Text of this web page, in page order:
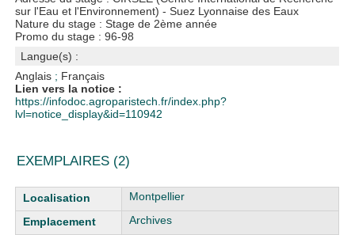
sur l'Eau et l'Environnement) - Suez Lyonnaise des Eaux
Nature du stage : Stage de 2ème année
Promo du stage : 96-98
Langue(s) :
Anglais ; Français
Lien vers la notice :
https://infodoc.agroparistech.fr/index.php?
lvl=notice_display&id=110942
EXEMPLAIRES (2)
Liste des exemplaires
Montpellier
Archives